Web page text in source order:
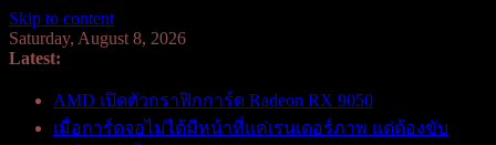
Skip to content
Saturday, August 8, 2026
Latest:
AMD เปิดตัวกราฟิกการ์ด Radeon RX 9050
เมื่อการ์ดจอไม่ได้มีหน้าที่แค่เรนเดอร์ภาพ แต่ต้องขับ